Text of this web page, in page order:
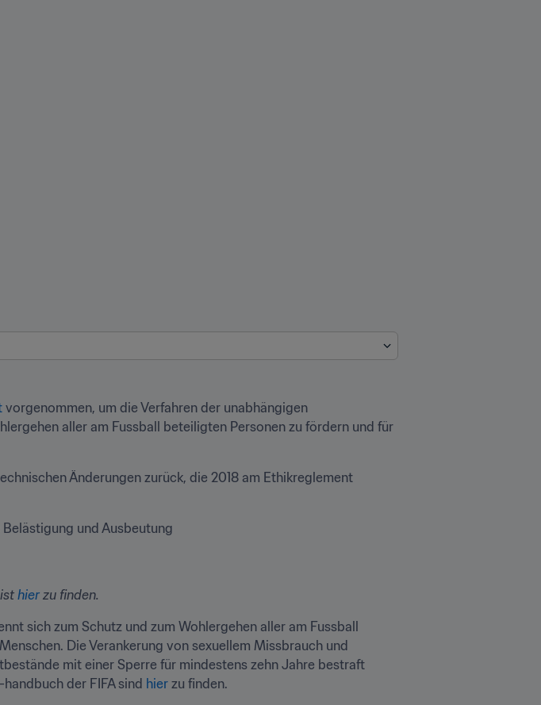
vorgenommen, um die Verfahren der unabhängigen
aller am Fussball beteiligten Personen zu fördern und für
Änderungen zurück, die 2018 am Ethikreglement
und Ausbeutung
hier zu finden.
sich zum Schutz und zum Wohlergehen aller am Fussball
Die Verankerung von sexuellem Missbrauch und
mit einer Sperre für mindestens zehn Jahre bestraft
der FIFA sind hier zu finden.